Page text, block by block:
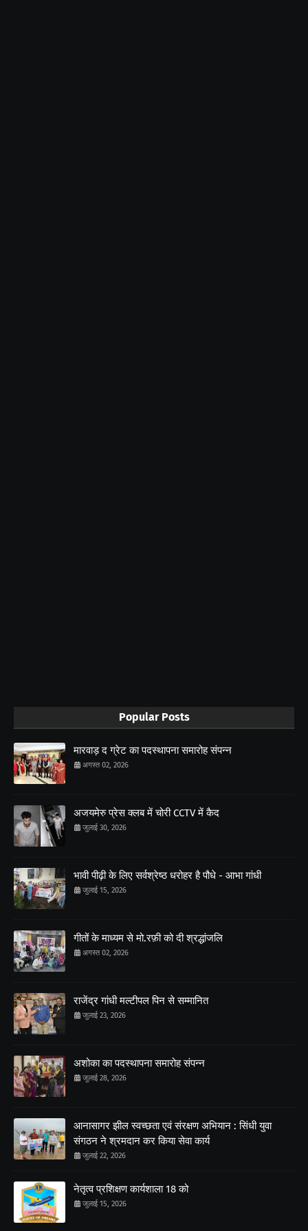
Popular Posts
मारवाड़ द ग्रेट का पदस्थापना समारोह संपन्न
अगस्त 02, 2026
अजयमेरु प्रेस क्लब में चोरी CCTV में कैद
जुलाई 30, 2026
भावी पीढ़ी के लिए सर्वश्रेष्ठ धरोहर है पौधे - आभा गांधी
जुलाई 15, 2026
गीतों के माध्यम से मो.रफ़ी को दी श्रद्धांजलि
अगस्त 02, 2026
राजेंद्र गांधी मल्टीपल पिन से सम्मानित
जुलाई 23, 2026
अशोका का पदस्थापना समारोह संपन्न
जुलाई 28, 2026
आनासागर झील स्वच्छता एवं संरक्षण अभियान : सिंधी युवा
संगठन ने श्रमदान कर किया सेवा कार्य
जुलाई 22, 2026
नेतृत्व प्रशिक्षण कार्यशाला 18 को
जुलाई 15, 2026